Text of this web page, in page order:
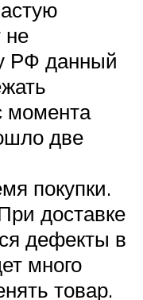
не
РФ данный
момента
две
покупки.
доставке
дефекты в
много
товар.